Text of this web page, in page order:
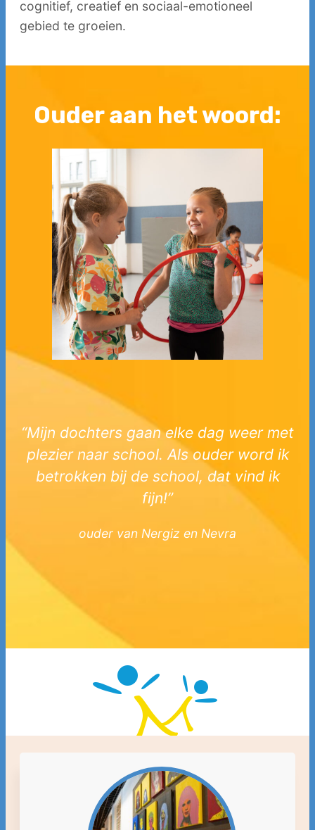
cognitief, creatief en sociaal-emotioneel
gebied te groeien.
Ouder aan het woord:
“Mijn dochters gaan elke dag weer met
plezier naar school. Als ouder word ik
betrokken bij de school, dat vind ik
fijn!”
ouder van Nergiz en Nevra